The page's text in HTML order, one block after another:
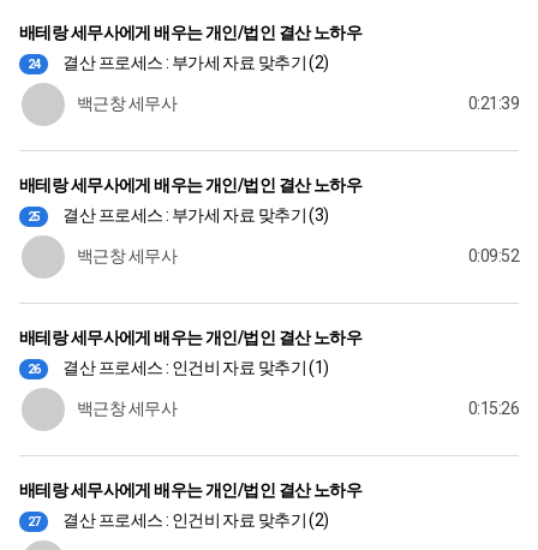
배테랑 세무사에게 배우는 개인/법인 결산 노하우
24 결산 프로세스 : 부가세 자료 맞추기 (2)
백근창 세무사 0:21:39
배테랑 세무사에게 배우는 개인/법인 결산 노하우
25 결산 프로세스 : 부가세 자료 맞추기 (3)
백근창 세무사 0:09:52
배테랑 세무사에게 배우는 개인/법인 결산 노하우
26 결산 프로세스 : 인건비 자료 맞추기 (1)
백근창 세무사 0:15:26
배테랑 세무사에게 배우는 개인/법인 결산 노하우
27 결산 프로세스 : 인건비 자료 맞추기 (2)